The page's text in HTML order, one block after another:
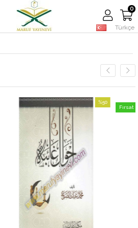
Türkçe
0
%50
İndirim
%50İndirim
Fırsat Ürünü